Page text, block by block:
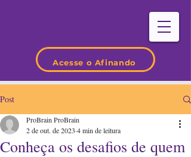
Acesse o Afinando
Post
Conheça os desafios de quem
ProBrain ProBrain
2 de out. de 2023 4 min de leitura